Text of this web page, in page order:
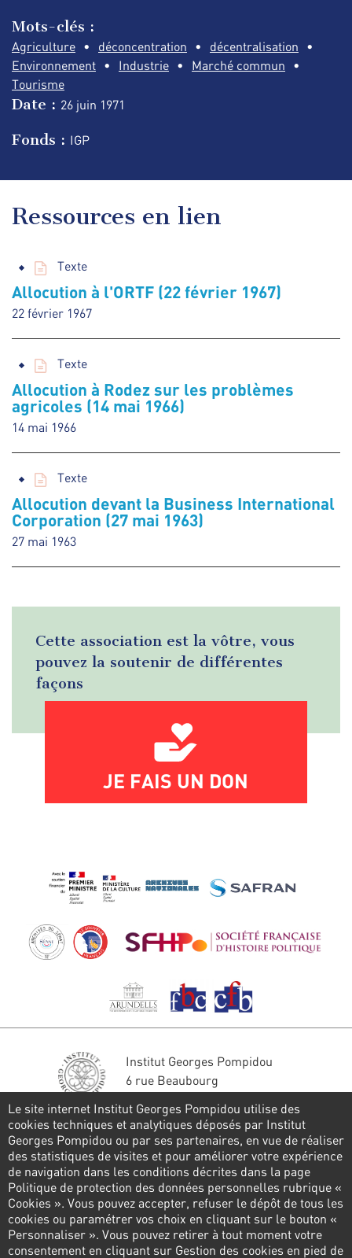
Mots-clés :
Agriculture déconcentration
décentralisation
Environnement
Industrie
Marché commun
Tourisme
Date : 26 juin 1971
Fonds : IGP
Ressources en lien
Texte
Allocution à l'ORTF (22 février 1967)
22 février 1967
Texte
Allocution à Rodez sur les problèmes
agricoles (14 mai 1966)
14 mai 1966
Texte
Allocution devant la Business International
Corporation (27 mai 1963)
27 mai 1963
Cette association est la vôtre, vous
pouvez la soutenir de différentes
façons
JE FAIS UN DON
Institut Georges Pompidou
6 rue Beaubourg
Tél. : 01 44 78 41 22
Restons en contact
FORMULAIRE DE CONTACT
Suivez-nous
Le site internet Institut Georges Pompidou utilise des
cookies techniques et analytiques déposés par Institut
Georges Pompidou ou par ses partenaires, en vue de réaliser
des statistiques de visites et pour améliorer votre expérience
de navigation dans les conditions décrites dans la page
Politique de protection des données personnelles rubrique «
Cookies ». Vous pouvez accepter, refuser le dépôt de tous les
cookies ou paramétrer vos choix en cliquant sur le bouton «
Personnaliser ». Vous pouvez retirer à tout moment votre
consentement en cliquant sur Gestion des cookies en pied de